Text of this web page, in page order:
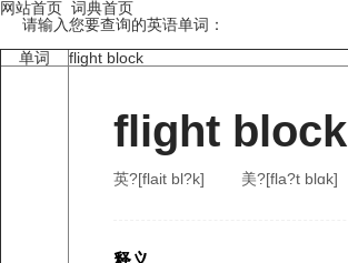
网站首页 词典首页
请输入您要查询的英语单词：
单词
flight block
flight block
英?[flait bl?k] 美?[fla?t blɑk]